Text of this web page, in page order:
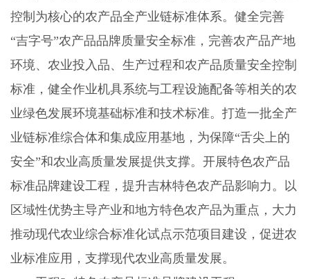
控制为核心的农产品全产业链标准体系。健全完善
“吉字号”农产品品牌质量安全标准，完善农产品产地
环境、农业投入品、生产过程和农产品质量安全控制
标准，健全作业机具系统与工程设施配备等相关的农
业绿色发展环境基础标准和技术标准。打造一批全产
业链标准综合体和集成应用基地，为保障“舌尖上的
安全”和农业高质量发展提供支撑。开展特色农产品
标准品牌建设工程，提升吉林特色农产品影响力。以
区域性优势主导产业和地方特色农产品为重点，大力
推动现代农业综合标准化试点示范项目建设，促进农
业标准应用，支撑现代农业高质量发展。